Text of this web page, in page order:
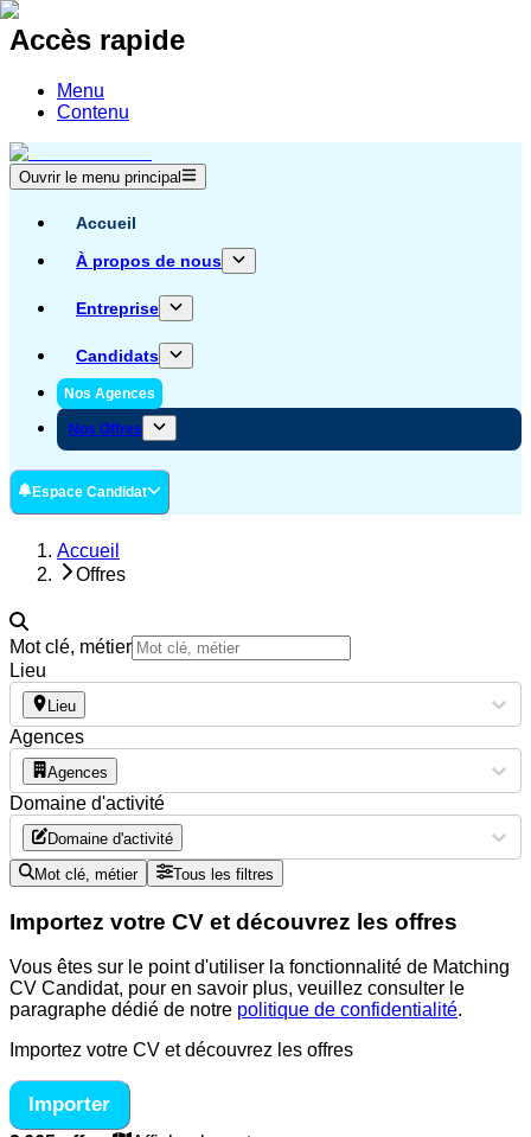
Accès rapide
Menu
Contenu
Ouvrir le menu principal
Accueil
À propos de nous
Entreprise
Candidats
Nos Agences
Nos Offres
Espace Candidat
Accueil
Offres
Mot clé, métier
Lieu
Lieu
Agences
Agences
Domaine d'activité
Domaine d'activité
Mot clé, métier Tous les filtres
Importez votre CV et découvrez les offres
Vous êtes sur le point d'utiliser la fonctionnalité de Matching
CV Candidat, pour en savoir plus, veuillez consulter le
paragraphe dédié de notre politique de confidentialité.
Importez votre CV et découvrez les offres
Importer